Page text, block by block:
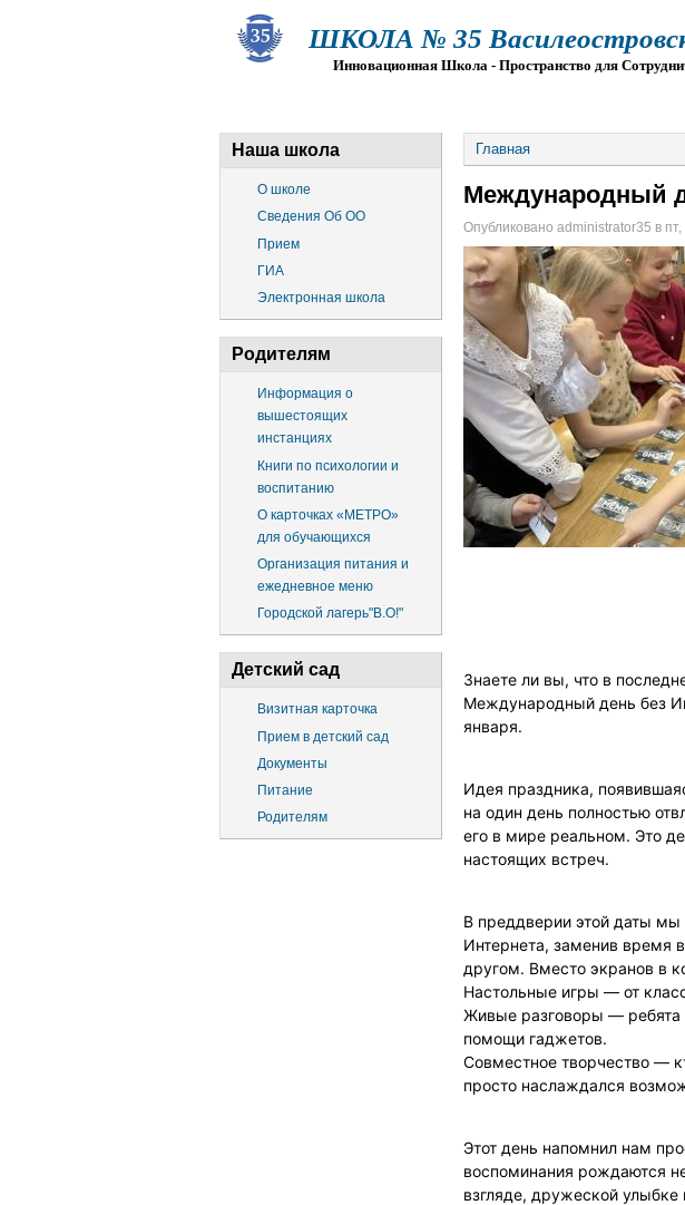
ШКОЛА № 35
Инновационная Школа - Пространство для
Наша школа
О школе
Сведения Об ОО
Прием
ГИА
Электронная школа
Родителям
Информация о
вышестоящих
инстанциях
Книги по психологии и
воспитанию
О карточках «МЕТРО»
для обучающихся
Организация питания и
ежедневное меню
Городской лагерь"В.О!"
Детский сад
Визитная карточка
Прием в детский сад
Документы
Питание
Родителям
Главная
Международный
Опубликовано administrator35 в
Знаете ли вы, что в
Международный день без
января.
Идея праздника,
на один день полностью
его в мире реальном. Это
настоящих встреч.
В преддверии этой даты
Интернета, заменив время
другом. Вместо экранов в
Настольные игры — от
Живые разговоры — ребята
помощи гаджетов.
Совместное творчество —
просто наслаждался
Этот день напомнил нам
воспоминания рождаются
взгляде, дружеской